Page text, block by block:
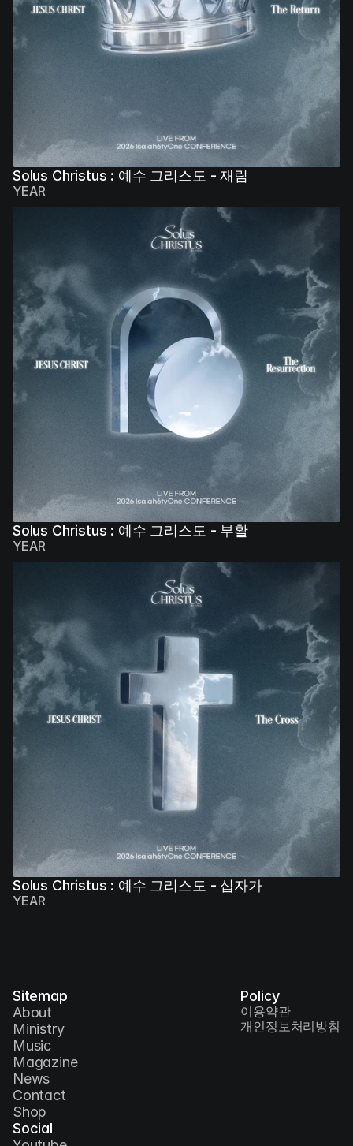
Solus Christus : 예수 그리스도 - 재림
YEAR
Solus Christus : 예수 그리스도 - 부활
YEAR
Solus Christus : 예수 그리스도 - 십자가
YEAR
Sitemap
About
Ministry
Music
Magazine
News
Contact
Shop
Policy
이용약관
개인정보처리방침
Social